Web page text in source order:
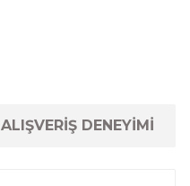
ALIŞVERİŞ DENEYİMİ